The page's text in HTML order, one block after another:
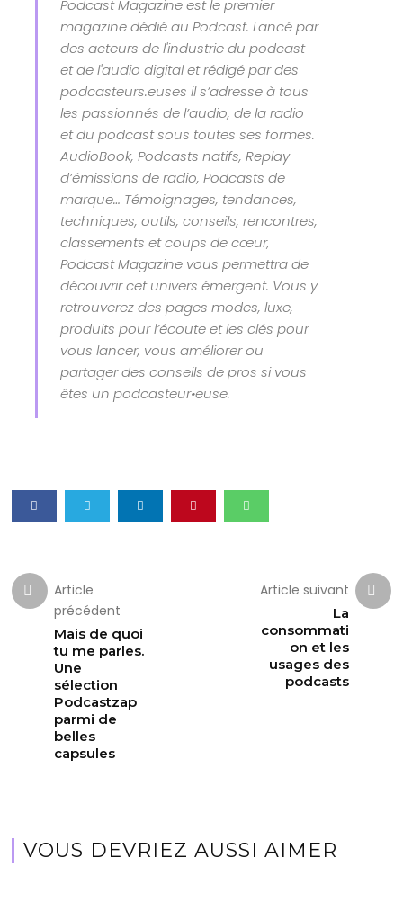
Podcast Magazine est le premier
magazine dédié au Podcast. Lancé par
des acteurs de l'industrie du podcast
et de l'audio digital et rédigé par des
podcasteurs.euses il s’adresse à tous
les passionnés de l’audio, de la radio
et du podcast sous toutes ses formes.
AudioBook, Podcasts natifs, Replay
d’émissions de radio, Podcasts de
marque… Témoignages, tendances,
techniques, outils, conseils, rencontres,
classements et coups de cœur,
Podcast Magazine vous permettra de
découvrir cet univers émergent. Vous y
retrouverez des pages modes, luxe,
produits pour l’écoute et les clés pour
vous lancer, vous améliorer ou
partager des conseils de pros si vous
êtes un podcasteur•euse.
Article
précédent
Mais de quoi
tu me parles.
Une
sélection
Podcastzap
parmi de
belles
capsules
Article suivant
La
consommati
on et les
usages des
podcasts
VOUS DEVRIEZ AUSSI AIMER